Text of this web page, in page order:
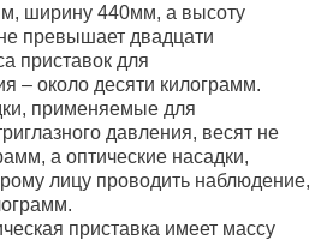
ширину 440мм, а высоту
превышает двадцати
приставок для
– около десяти килограмм.
применяемые для
давления, весят не
а оптические насадки,
лицу проводить наблюдение,
приставка имеет массу